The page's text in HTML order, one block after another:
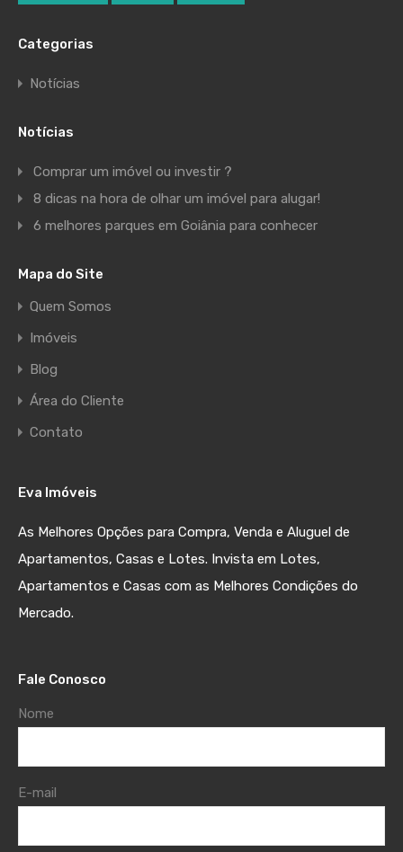
Categorias
Notícias
Notícias
Comprar um imóvel ou investir ?
8 dicas na hora de olhar um imóvel para alugar!
6 melhores parques em Goiânia para conhecer
Mapa do Site
Quem Somos
Imóveis
Blog
Área do Cliente
Contato
Eva Imóveis
As Melhores Opções para Compra, Venda e Aluguel de
Apartamentos, Casas e Lotes. Invista em Lotes,
Apartamentos e Casas com as Melhores Condições do
Mercado.
Fale Conosco
Nome
E-mail